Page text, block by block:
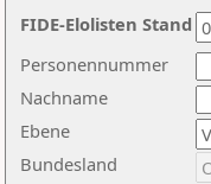
Nachname
Ebene
Personennummer
Bundesland
FIDE-Elolisten Stand